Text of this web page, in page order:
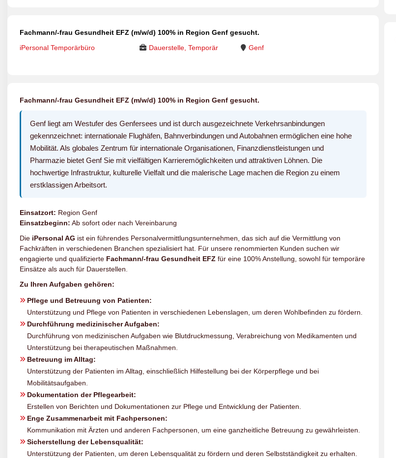
Fachmann/-frau Gesundheit EFZ (m/w/d) 100% in Region Genf gesucht.
iPersonal Temporärbüro
Dauerstelle, Temporär Genf
Fachmann/-frau Gesundheit EFZ (m/w/d) 100% in Region Genf gesucht.
Genf liegt am Westufer des Genfersees und ist durch ausgezeichnete Verkehrsanbindungen
gekennzeichnet: internationale Flughäfen, Bahnverbindungen und Autobahnen ermöglichen eine hohe
Mobilität. Als globales Zentrum für internationale Organisationen, Finanzdienstleistungen und
Pharmazie bietet Genf Sie mit vielfältigen Karrieremöglichkeiten und attraktiven Löhnen. Die
hochwertige Infrastruktur, kulturelle Vielfalt und die malerische Lage machen die Region zu einem
erstklassigen Arbeitsort.
Einsatzort: Region Genf
Einsatzbeginn: Ab sofort oder nach Vereinbarung
Die iPersonal AG ist ein führendes Personalvermittlungsunternehmen, das sich auf die Vermittlung von
Fachkräften in verschiedenen Branchen spezialisiert hat. Für unsere renommierten Kunden suchen wir
engagierte und qualifizierte Fachmann/-frau Gesundheit EFZ für eine 100% Anstellung, sowohl für temporäre
Einsätze als auch für Dauerstellen.
Zu Ihren Aufgaben gehören:
Pflege und Betreuung von Patienten:
Unterstützung und Pflege von Patienten in verschiedenen Lebenslagen, um deren Wohlbefinden zu fördern.
Durchführung medizinischer Aufgaben:
Durchführung von medizinischen Aufgaben wie Blutdruckmessung, Verabreichung von Medikamenten und
Unterstützung bei therapeutischen Maßnahmen.
Betreuung im Alltag:
Unterstützung der Patienten im Alltag, einschließlich Hilfestellung bei der Körperpflege und bei
Mobilitätsaufgaben.
Dokumentation der Pflegearbeit:
Erstellen von Berichten und Dokumentationen zur Pflege und Entwicklung der Patienten.
Enge Zusammenarbeit mit Fachpersonen:
Kommunikation mit Ärzten und anderen Fachpersonen, um eine ganzheitliche Betreuung zu gewährleisten.
Sicherstellung der Lebensqualität:
Unterstützung der Patienten, um deren Lebensqualität zu fördern und deren Selbstständigkeit zu erhalten.